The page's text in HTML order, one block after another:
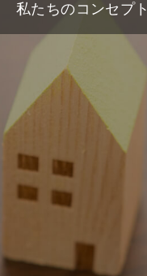
私たちのコンセプト